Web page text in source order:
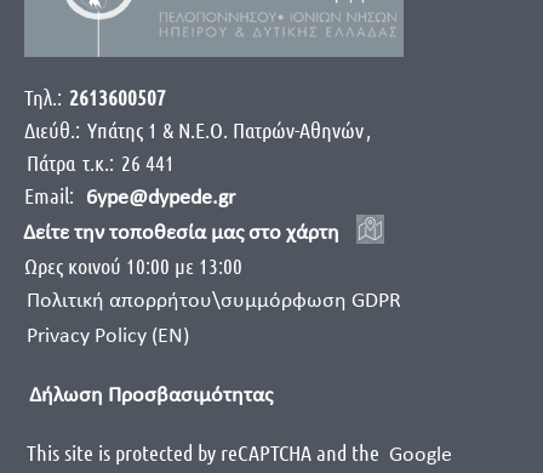
Τηλ.: 2613600507
Διεύθ.: Yπάτης 1 & Ν.Ε.Ο. Πατρών-Αθηνών,
Πάτρα τ.κ.: 26 441
Email:
6ype@dypede.gr
Δείτε την τοποθεσία μας στο χάρτη
Ωρες κοινού 10:00 με 13:00
Πολιτική απορρήτου\συμμόρφωση GDPR
Privacy Policy (EN)
Δήλωση Προσβασιμότητας
This site is protected by reCAPTCHA and the Google